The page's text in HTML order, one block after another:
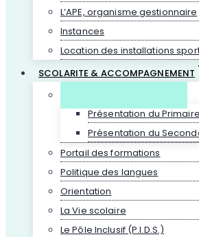
L’APE, organisme gestionnaire
Instances
Location des installations
SCOLARITE & ACCOMPAGNEMENT
Présentation du Primaire
Présentation du
Portail des formations
Politique des langues
Orientation
La Vie scolaire
Le Pôle Inclusif (P.I.D.S.)